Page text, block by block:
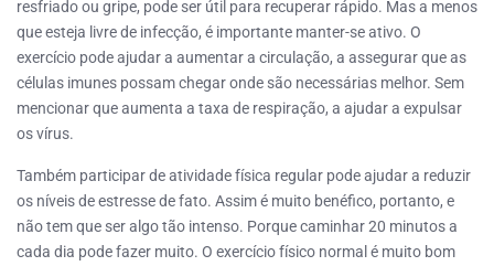
resfriado ou gripe, pode ser útil para recuperar rápido. Mas a menos
que esteja livre de infecção, é importante manter-se ativo. O
exercício pode ajudar a aumentar a circulação, a assegurar que as
células imunes possam chegar onde são necessárias melhor. Sem
mencionar que aumenta a taxa de respiração, a ajudar a expulsar
os vírus.
Também participar de atividade física regular pode ajudar a reduzir
os níveis de estresse de fato. Assim é muito benéfico, portanto, e
não tem que ser algo tão intenso. Porque caminhar 20 minutos a
cada dia pode fazer muito. O exercício físico normal é muito bom